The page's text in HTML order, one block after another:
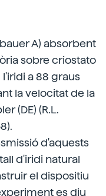
A) absorbent
sobre criostato
a 88 graus
la velocitat de la
(DE) (R.L.
d'aquests
d'iridi natural
el dispositiu
es diu